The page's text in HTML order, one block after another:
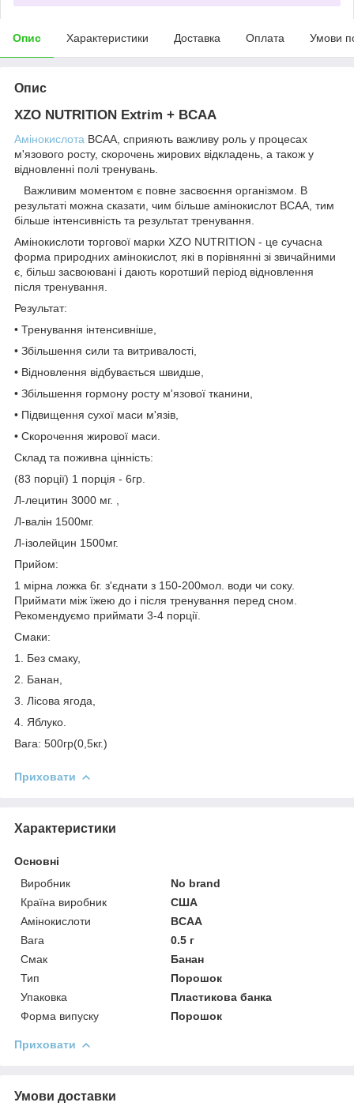
Опис Характеристики Доставка Оплата Умови
Опис
XZO NUTRITION Extrim + BCAA
Амінокислота ВСАА, сприяють важливу роль у процесах
м'язового росту, скорочень жирових відкладень, а також у
відновленні полі тренувань.
Важливим моментом є повне засвоєння організмом. В
результаті можна сказати, чим більше амінокислот ВСАА, тим
більше інтенсивність та результат тренування.
Амінокислоти торгової марки XZO NUTRITION - це сучасна
форма природних амінокислот, які в порівнянні зі звичайними
є, більш засвоювані і дають коротший період відновлення
після тренування.
Результат:
• Тренування інтенсивніше,
• Збільшення сили та витривалості,
• Відновлення відбувається швидше,
• Збільшення гормону росту м'язової тканини,
• Підвищення сухої маси м'язів,
• Скорочення жирової маси.
Склад та поживна цінність:
(83 порції) 1 порція - 6гр.
Л-лецитин 3000 мг. ,
Л-валін 1500мг.
Л-ізолейцин 1500мг.
Прийом:
1 мірна ложка 6г. з'єднати з 150-200мол. води чи соку.
Приймати між їжею до і після тренування перед сном.
Рекомендуємо приймати 3-4 порції.
Смаки:
1. Без смаку,
2. Банан,
3. Лісова ягода,
4. Яблуко.
Вага: 500гр(0,5кг.)
Приховати
Характеристики
Основні
Виробник
No brand
Країна виробник
США
Амінокислоти
BCAA
Вага
0.5 г
Смак
Банан
Тип
Порошок
Упаковка
Пластикова банка
Форма випуску
Порошок
Приховати
Умови доставки